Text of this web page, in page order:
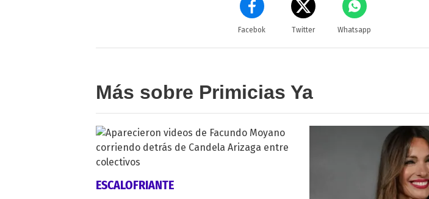
Facebok Twitter Whatsapp
Más sobre Primicias Ya
ESCALOFRIANTE